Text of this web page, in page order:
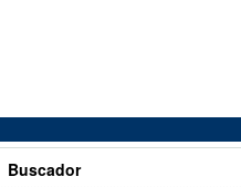
Buscador